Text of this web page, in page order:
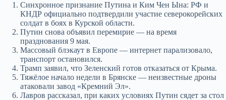
Синхронное признание Путина и Ким Чен Ына: РФ и
КНДР официально подтвердили участие северокорейских
солдат в боях в Курской области.
Путин снова объявил перемирие — на время
празднования 9 мая.
Массовый блэкаут в Европе — интернет парализовало,
транспорт остановился.
Трамп заявил, что Зеленский готов отказаться от Крыма.
Тяжёлое начало недели в Брянске — неизвестные дроны
атаковали завод «Кремний Эл».
Лавров рассказал, при каких условиях Путин сядет за стол